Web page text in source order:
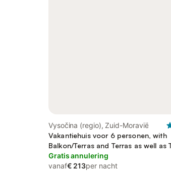
Vysočina (regio), Zuid-Moravië
Vakantiehuis voor 6 personen, with
Balkon/Terras and Terras as well as
Gratis annulering
vanaf€ 213per nacht